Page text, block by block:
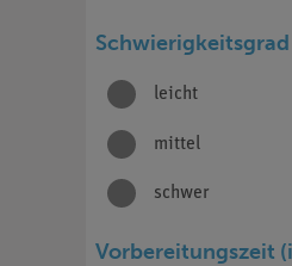
Schwierigkeitsgrad
leicht
mittel
schwer
Vorbereitungszeit